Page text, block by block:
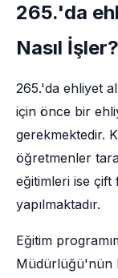
265.'da
Nasıl İşler?
265.'da ehliyet
için önce bir
gerekmektedir.
öğretmenler
eğitimleri ise
yapılmaktadır.
Eğitim
Müdürlüğü'nün